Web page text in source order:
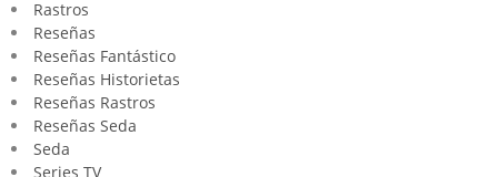
Rastros
Reseñas
Reseñas Fantástico
Reseñas Historietas
Reseñas Rastros
Reseñas Seda
Seda
Series TV